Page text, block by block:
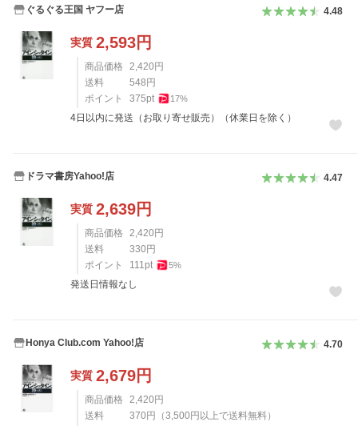
ぐるぐる王国 ヤフー店 4.48
実質 2,593円
商品価格 2,420 円
送料
548 円
ポイント
375pt 17%
4日以内に発送（お取り寄せ販売）（休業日を除く）
ドラマ書房Yahoo!店 4.47
実質 2,639円
商品価格 2,420 円
送料
330 円
ポイント
111pt 5%
発送日情報なし
Honya Club.com Yahoo!店 4.70
実質 2,679円
商品価格 2,420 円
送料
370 円 （3,500 円以上で送料無料）